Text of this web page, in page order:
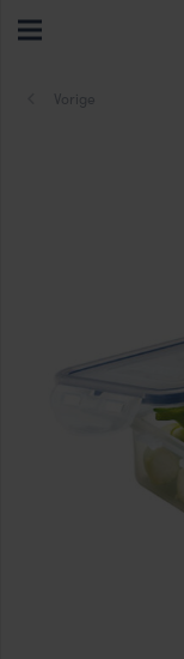
Vorige